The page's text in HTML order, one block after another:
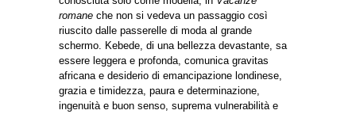
romane che non si vedeva un passaggio così
riuscito dalle passerelle di moda al grande
schermo. Kebede, di una bellezza devastante, sa
essere leggera e profonda, comunica gravitas
africana e desiderio di emancipazione londinese,
grazia e timidezza, paura e determinazione,
ingenuità e buon senso, suprema vulnerabilità e